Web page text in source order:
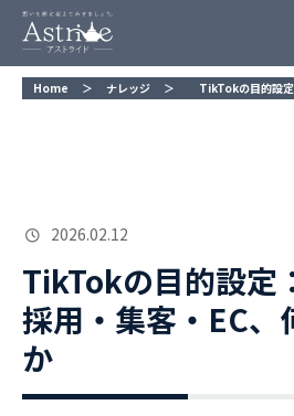
Home ＞ ナレッジ ＞ TikTokの目的設定：認
2026.02.12
TikTokの目的設定
採用・集客・EC、
か